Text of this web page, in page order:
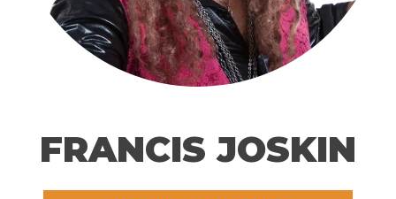
FRANCIS JOSKIN